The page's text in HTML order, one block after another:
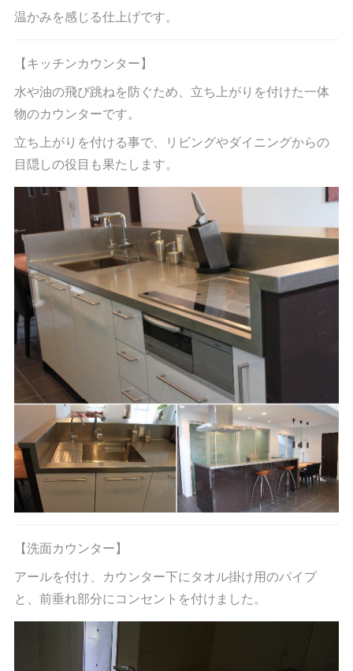
温かみを感じる仕上げです。
【キッチンカウンター】
水や油の飛び跳ねを防ぐため、立ち上がりを付けた一体
物のカウンターです。
立ち上がりを付ける事で、リビングやダイニングからの
目隠しの役目も果たします。
【洗面カウンター】
アールを付け、カウンター下にタオル掛け用のパイプ
と、前垂れ部分にコンセントを付けました。